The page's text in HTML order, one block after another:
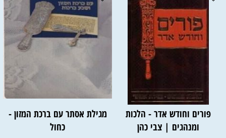
פורים וחודש אדר - הלכות
ומנהגים | צבי כהן
מגילת אסתר עם ברכת המזון -
כחול